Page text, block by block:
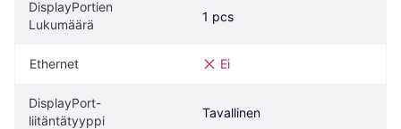
DisplayPortien
Lukumäärä
1 pcs
Ethernet Ei
DisplayPort-
liitäntätyyppi
Tavallinen